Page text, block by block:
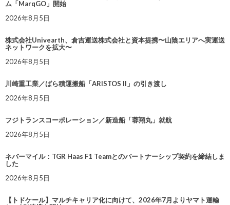
ム「MarqGO」開始
2026年8月5日
株式会社Univearth、倉吉運送株式会社と資本提携〜山陰エリアへ実運送
ネットワークを拡大〜
2026年8月5日
川崎重工業／ばら積運搬船「ARISTOS II」の引き渡し
2026年8月5日
フジトランスコーポレーション／新造船「蓉翔丸」就航
2026年8月5日
ネバーマイル：TGR Haas F1 Teamとのパートナーシップ契約を締結しま
した
2026年8月5日
【トドケール】マルチキャリア化に向けて、2026年7月よりヤマト運輸